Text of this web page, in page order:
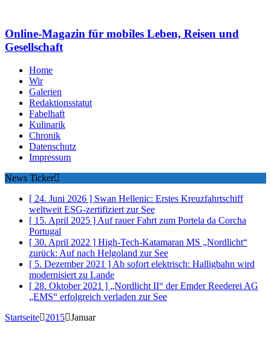
Online-Magazin für mobiles Leben, Reisen und
Gesellschaft
Home
Wir
Galerien
Redaktionsstatut
Fabelhaft
Kulinarik
Chronik
Datenschutz
Impressum
News Ticker
[ 24. Juni 2026 ] Swan Hellenic: Erstes Kreuzfahrtschiff
weltweit ESG-zertifiziertzur See
[ 15. April 2025 ]Auf rauer Fahrt zum Portela da Corcha
Portugal
[ 30. April 2022 ] High-Tech-Katamaran MS „Nordlicht“
zurück: Auf nach Helgoland zur See
[ 5. Dezember 2021 ]Ab sofort elektrisch: Halligbahn wird
modernisiertzu Lande
[ 28. Oktober 2021 ] „Nordlicht II“ der Emder Reederei AG
„EMS“ erfolgreich verladen zur See
Startseite 2015 Januar